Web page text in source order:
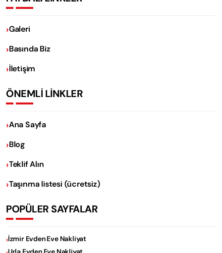
Galeri
Basında Biz
İletişim
ÖNEMLİ LİNKLER
Ana Sayfa
Blog
Teklif Alın
Taşınma listesi (ücretsiz)
POPÜLER SAYFALAR
İzmir Evden Eve Nakliyat